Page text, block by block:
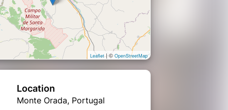
Leaflet| © OpenStreetMap
Location
Monte Orada, Portugal